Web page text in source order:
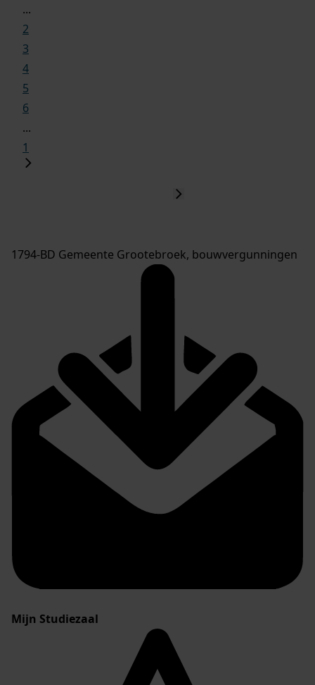
...
2
3
4
5
6
...
1
1794-BD Gemeente Grootebroek, bouwvergunningen
Mijn Studiezaal